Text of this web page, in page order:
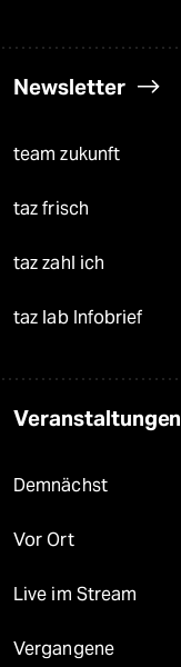
Newsletter
team zukunft
taz frisch
taz zahl ich
taz lab Infobrief
Veranstaltungen
Demnächst
Vor Ort
Live im Stream
Vergangene